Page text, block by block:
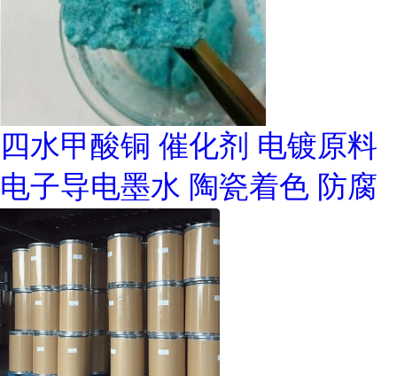
四水甲酸铜 催化剂 电镀原料
电子导电墨水 陶瓷着色 防腐